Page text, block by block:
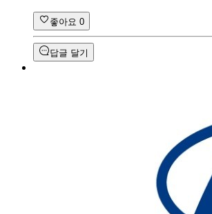
좋아요 0
답글 달기